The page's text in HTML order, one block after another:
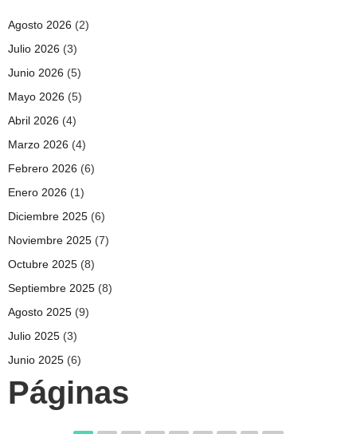
Agosto 2026 (2)
Julio 2026 (3)
Junio 2026 (5)
Mayo 2026 (5)
Abril 2026 (4)
Marzo 2026 (4)
Febrero 2026 (6)
Enero 2026 (1)
Diciembre 2025 (6)
Noviembre 2025 (7)
Octubre 2025 (8)
Septiembre 2025 (8)
Agosto 2025 (9)
Julio 2025 (3)
Junio 2025 (6)
Páginas